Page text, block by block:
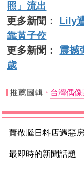
照」流出
更多新聞： Lily
靠黃子佼
更多新聞： 震撼
歲
推薦圖輯 台灣偶
蕭敬騰日料店遇惡
最即時的新聞話題